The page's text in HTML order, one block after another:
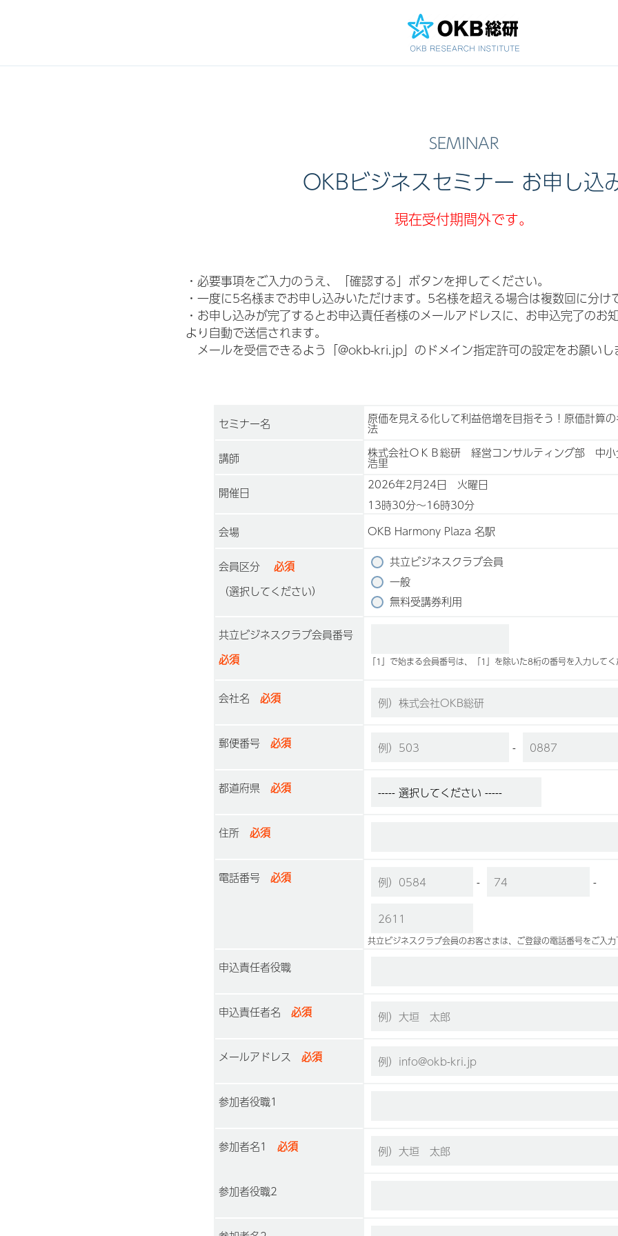
OKBビジネスセミナー お申し込
現在受付期間外です。
・必要事項をご入力のうえ、「確認する」ボタンを押してください。
・一度に5名様までお申し込みいただけます。5名様を超える場合は複数回に分け
・お申し込みが完了するとお申込責任者様のメールアドレスに、お申込完了の
より自動で送信されます。
メールを受信できるよう「@okb-kri.jp」のドメイン指定許可の設定をお願いし
セミナー名 原価を見える化して利益倍増を目指そう！原価計算
法
講師
株式会社ＯＫＢ総研 経営コンサルティング部
浩里
開催日
2026年2月24日 火曜日
13時30分〜16時30分
会場
OKB Harmony Plaza 名駅
会員区分
必須
（選択してください）
共立ビジネスクラブ会員
一般
無料受講券利用
共立ビジネスクラブ会員番号
必須
「1」で始まる会員番号は、「1」を除いた8桁の番号を入力して
会社名 必須
郵便番号必須 -
都道府県必須
住所必須
電話番号必須 - -
共立ビジネスクラブ会員のお客さまは、ご登録の電話番号をご入
申込責任者役職
申込責任者名 必須
メールアドレス 必須
参加者役職1
参加者名1 必須
参加者役職2